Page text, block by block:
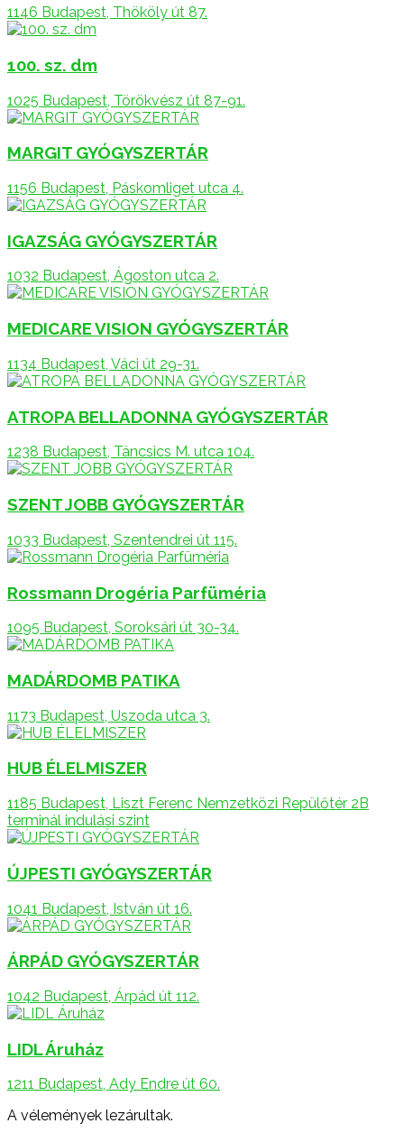
1146 Budapest, Thököly út 87.
100. sz. dm
1025 Budapest, Törökvész út 87-91.
MARGIT GYÓGYSZERTÁR
1156 Budapest, Páskomliget utca 4.
IGAZSÁG GYÓGYSZERTÁR
1032 Budapest, Ágoston utca 2.
MEDICARE VISION GYÓGYSZERTÁR
1134 Budapest, Váci út 29-31.
ATROPA BELLADONNA GYÓGYSZERTÁR
1238 Budapest, Táncsics M. utca 104.
SZENT JOBB GYÓGYSZERTÁR
1033 Budapest, Szentendrei út 115.
Rossmann Drogéria Parfüméria
1095 Budapest, Soroksári út 30-34.
MADÁRDOMB PATIKA
1173 Budapest, Uszoda utca 3.
HUB ÉLELMISZER
1185 Budapest, Liszt Ferenc Nemzetközi Repülőtér 2B
terminál indulási szint
ÚJPESTI GYÓGYSZERTÁR
1041 Budapest, István út 16.
ÁRPÁD GYÓGYSZERTÁR
1042 Budapest, Árpád út 112.
LIDL Áruház
1211 Budapest, Ady Endre út 60.
A vélemények lezárultak.